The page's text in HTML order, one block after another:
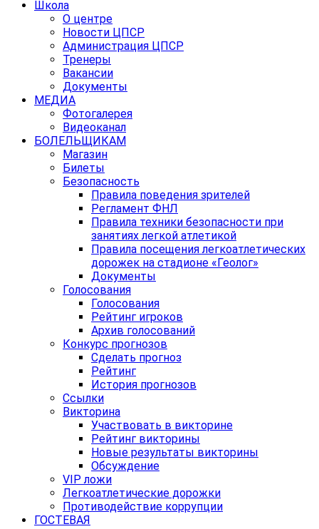
Школа
О центре
Новости ЦПСР
Администрация ЦПСР
Тренеры
Вакансии
Документы
МЕДИА
Фотогалерея
Видеоканал
БОЛЕЛЬЩИКАМ
Магазин
Билеты
Безопасность
Правила поведения зрителей
Регламент ФНЛ
Правила техники безопасности при
занятиях легкой атлетикой
Правила посещения легкоатлетических
дорожек на стадионе «Геолог»
Документы
Голосования
Голосования
Рейтинг игроков
Архив голосований
Конкурс прогнозов
Сделать прогноз
Рейтинг
История прогнозов
Ссылки
Викторина
Участвовать в викторине
Рейтинг викторины
Новые результаты викторины
Обсуждение
VIP ложи
Легкоатлетические дорожки
Противодействие коррупции
ГОСТЕВАЯ